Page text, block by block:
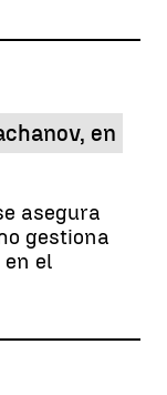
en
asegura
gestiona
el